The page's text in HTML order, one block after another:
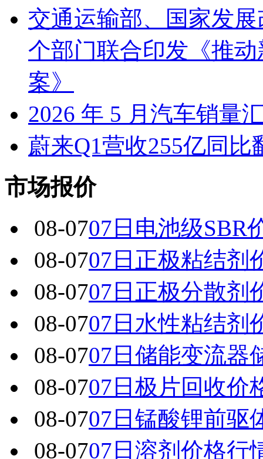
交通运输部、国家发
个部门联合印发《推
案》
2026 年 5 月汽车销量
蔚来Q1营收255亿同
市场报价
08-0707日电池级SBR
08-0707日正极粘结剂
08-0707日正极分散剂
08-0707日水性粘结剂
08-0707日储能变流器
08-0707日极片回收价
08-0707日锰酸锂前驱
08-0707日溶剂价格行